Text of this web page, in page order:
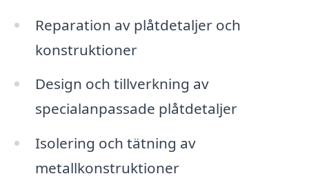
Reparation av plåtdetaljer och
konstruktioner
Design och tillverkning av
specialanpassade plåtdetaljer
Isolering och tätning av
metallkonstruktioner